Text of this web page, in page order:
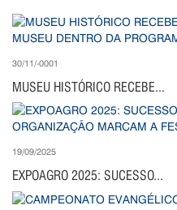
30/11/-0001
MUSEU HISTÓRICO RECEBE...
19/09/2025
EXPOAGRO 2025: SUCESSO...